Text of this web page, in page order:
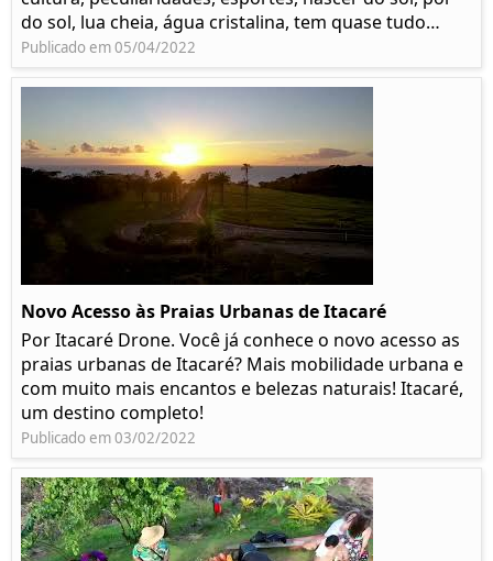
do sol, lua cheia, água cristalina, tem quase tudo…
Publicado em 05/04/2022
Novo Acesso às Praias Urbanas de Itacaré
Por Itacaré Drone. Você já conhece o novo acesso as
praias urbanas de Itacaré? Mais mobilidade urbana e
com muito mais encantos e belezas naturais! Itacaré,
um destino completo!
Publicado em 03/02/2022